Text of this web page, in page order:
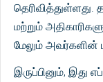
மற்றும்
மேலும் அவர்களின்
இருப்பினும், இது